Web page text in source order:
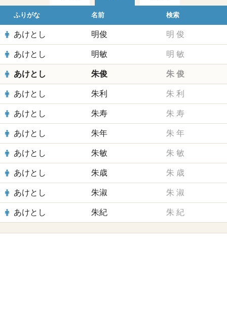
ふりがな 名前 検索
あけとし 明俊 明 俊
あけとし 明敏 明 敏
あけとし 朱俊 朱 俊
あけとし 朱利 朱 利
あけとし 朱寿 朱 寿
あけとし 朱年 朱 年
あけとし 朱敏 朱 敏
あけとし 朱歳 朱 歳
あけとし 朱淑 朱 淑
あけとし 朱紀 朱 紀